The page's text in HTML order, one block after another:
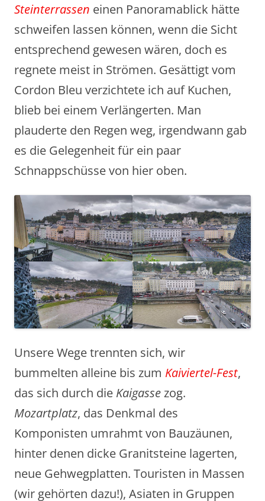
Steinterrassen einen Panoramablick hätte
schweifen lassen können, wenn die Sicht
entsprechend gewesen wären, doch es
regnete meist in Strömen. Gesättigt vom
Cordon Bleu verzichtete ich auf Kuchen,
blieb bei einem Verlängerten. Man
plauderte den Regen weg, irgendwann gab
es die Gelegenheit für ein paar
Schnappschüsse von hier oben.
Unsere Wege trennten sich, wir
bummelten alleine bis zum Kaiviertel-Fest,
das sich durch die Kaigassezog.
Mozartplatz, das Denkmal des
Komponisten umrahmt von Bauzäunen,
hinter denen dicke Granitsteine lagerten,
neue Gehwegplatten. Touristen in Massen
(wir gehörten dazu!), Asiaten in Gruppen